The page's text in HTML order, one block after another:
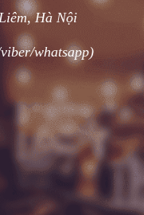
Hà Nội
whatsapp)